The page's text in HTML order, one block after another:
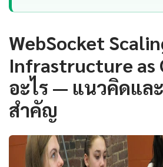
WebSocket
Infrastructure as
อะไร — แนวคิดแล
สำคัญ